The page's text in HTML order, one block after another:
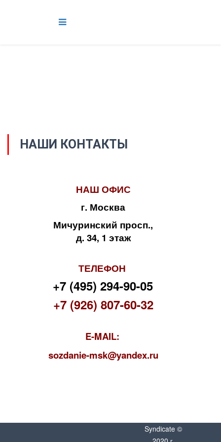
НАШИ КОНТАКТЫ
НАШ ОФИС
г. Москва
Мичуринский просп.,
д. 34, 1 этаж
ТЕЛЕФОН
+7 (495) 294-90-05
+7 (926) 807-60-32
E-MAIL:
sozdanie-msk@yandex.ru
Syndicate ©